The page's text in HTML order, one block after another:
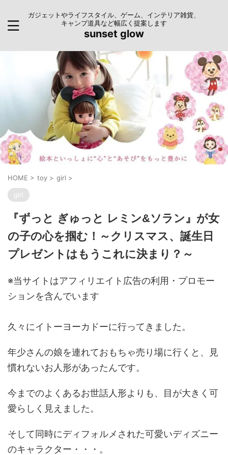
ガジェットやライフスタイル、ゲーム、インテリア雑貨、
キャンプ道具など幅広く提案します
sunset glow
HOME > toy > girl >
girl
『ずっと ぎゅっと レミン&ソラン』が女
の子の心を掴む！～クリスマス、誕生日
プレゼントはもうこれに決まり？～
※当サイトはアフィリエイト広告の利用・プロモー
ションを含んでいます
久々にイトーヨーカドーに行ってきました。
年少さんの娘を連れておもちゃ売り場に行くと、見
慣れないお人形があったんです。
今までのよくあるお世話人形よりも、目が大きく可
愛らしく見えました。
そして同時にディフォルメされた可愛いディズニー
のキャラクター・・・。